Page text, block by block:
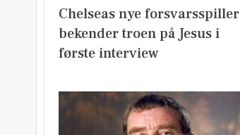
Chelseas nye forsvarsspiller
bekender troen på Jesus i
første interview